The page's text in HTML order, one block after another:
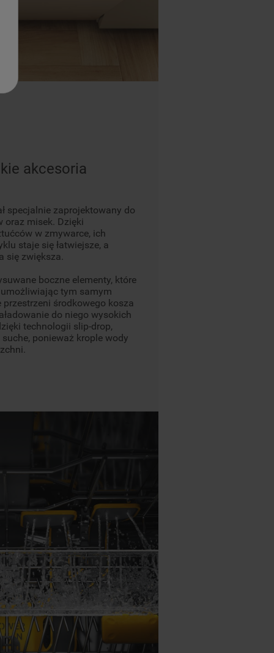
akcesoria
specjalnie zaprojektowany do
oraz misek. Dzięki
w zmywarce, ich
staje się łatwiejsze, a
się zwiększa.
boczne elementy, które
tym samym
środkowego kosza
do niego wysokich
technologii slip-drop,
ponieważ krople wody